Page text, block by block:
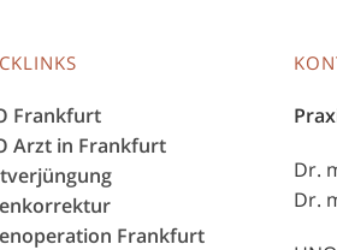
Frankfurt
Arzt in Frankfurt
Frankfurt
Dr.
Dr.